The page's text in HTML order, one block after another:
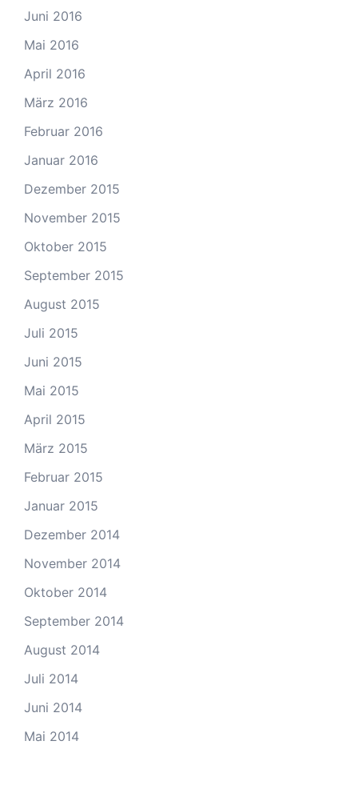
Juni 2016
Mai 2016
April 2016
März 2016
Februar 2016
Januar 2016
Dezember 2015
November 2015
Oktober 2015
September 2015
August 2015
Juli 2015
Juni 2015
Mai 2015
April 2015
März 2015
Februar 2015
Januar 2015
Dezember 2014
November 2014
Oktober 2014
September 2014
August 2014
Juli 2014
Juni 2014
Mai 2014